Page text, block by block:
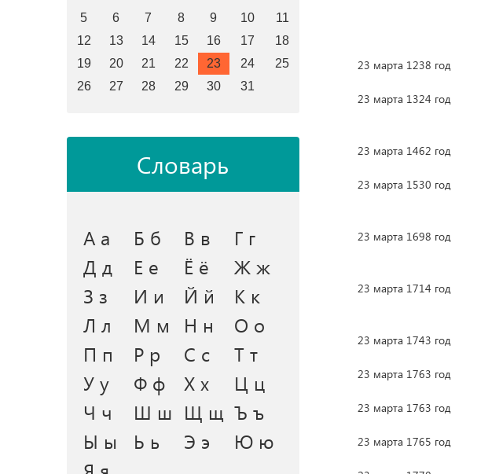
5
6 7 8 9 10
11
12
13 14 15 16 17
18
19
20 21 22 23 24
25
26
27 28 29 30 31
Словарь
А а Б б В в
Г г
Д д
Е е Ё ё
Ж ж
З з
И и Й й
К к
Л л
М м Н н
О о
П п
Р р С с
Т т
У у
Ф ф Х х
Ц ц
Ч ч
Ш ш Щ щ Ъ ъ
Ы ы
Ь ь Э э
Ю ю
23 марта 1238 год
23 марта 1324 год
23 марта 1462 год
23 марта 1530 год
23 марта 1698 год
23 марта 1714 год
23 марта 1743 год
23 марта 1763 год
23 марта 1763 год
23 марта 1765 год